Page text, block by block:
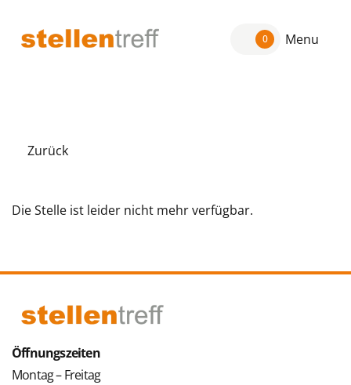
0 Menu
Zurück
Die Stelle ist leider nicht mehr verfügbar.
Öffnungszeiten
Montag – Freitag